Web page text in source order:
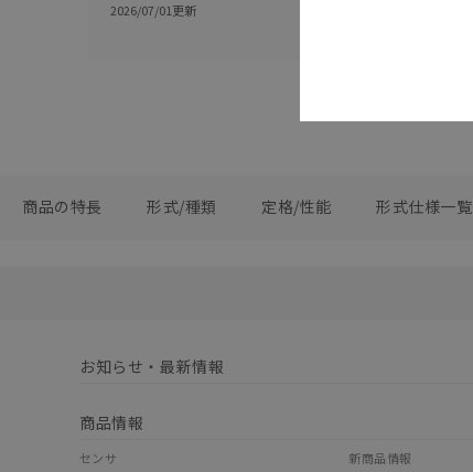
2026/07/01更新
商品の特長 形式/種類 定格/性能 形式仕様一覧
お知らせ・最新情報
商品情報
センサ 新商品情報